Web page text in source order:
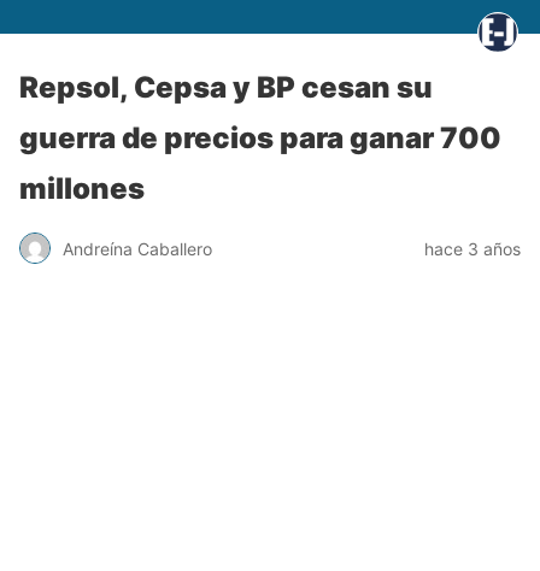
Repsol, Cepsa y BP cesan su
guerra de precios para ganar 700
millones
Andreína Caballero hace 3 años